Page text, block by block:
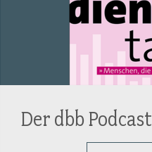
Der dbb Podcast